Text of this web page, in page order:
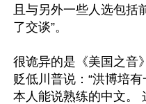
且与另外一些人选包括
了交谈”。
很诡异的是《美国之音
贬低川普说：“洪博培
本人能说熟练的中文。